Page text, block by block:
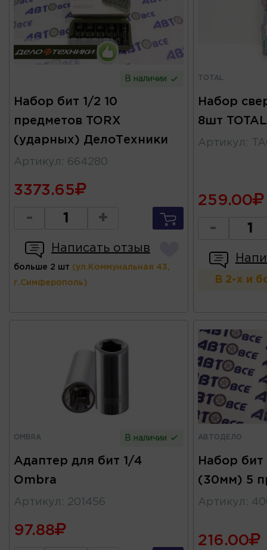
В наличии
Набор бит 1/2 10
предметов TORX
(ударных) ДелоТехники
Артикул : 664280
3373.65
- +
Написать отзыв
больше 2 шт (ул.Коммунальная 43,
г.Симферополь)
TOTAL
Набор
8шт TOTAL
Артикул :
259.00
-
В 2-х и
OMBRA В наличии
Адаптер для бит 1/4
Ombra
Артикул : 201456
97.88
АВТОДЕЛО
Набор бит
(30мм) 5
Артикул :
216.00